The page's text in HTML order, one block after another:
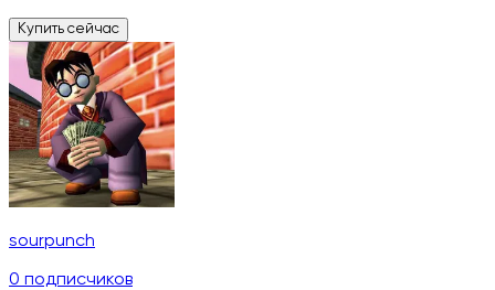
Купить сейчас
sourpunch
0 подписчиков